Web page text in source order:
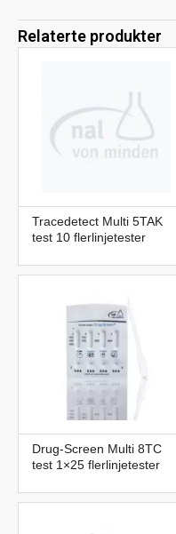
Relaterte produkter
Tracedetect Multi 5TAK
test 10 flerlinjetester
Drug-Screen Multi 8TC
test 1×25 flerlinjetester